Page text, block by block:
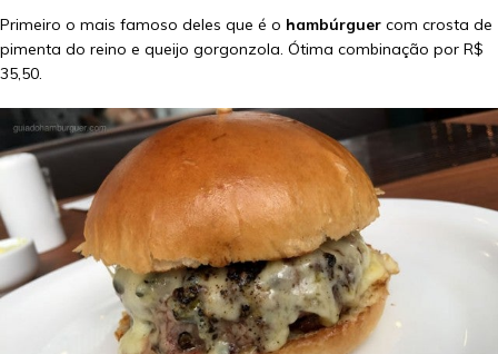
Primeiro o mais famoso deles que é o hambúrguer com crosta de
pimenta do reino e queijo gorgonzola. Ótima combinação por R$
35,50.